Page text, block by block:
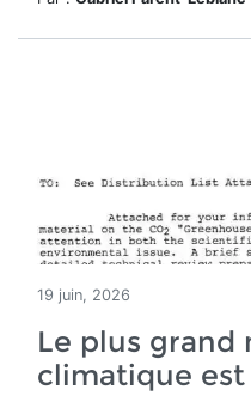
19 juin, 2026
Le plus grand
climatique est